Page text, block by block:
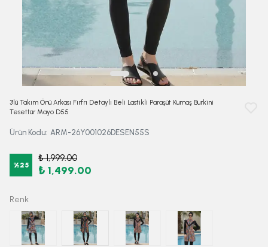
3'lü Takım Önü Arkası Fırfrı Detaylı Beli Lastikli Paraşüt Kumaş Burkini
Tesettür Mayo D55
Ürün Kodu: ARM-26Y001026DESEN55S
%25
₺ 1,999.00
₺ 1,499.00
Renk